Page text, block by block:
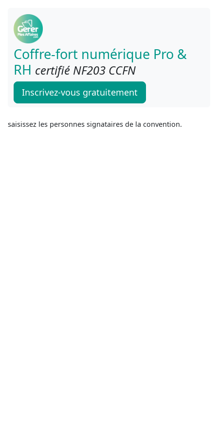
Coffre-fort numérique Pro &
RH certifié NF203 CCFN
Inscrivez-vous gratuitement
saisissez les personnes signataires de la convention.